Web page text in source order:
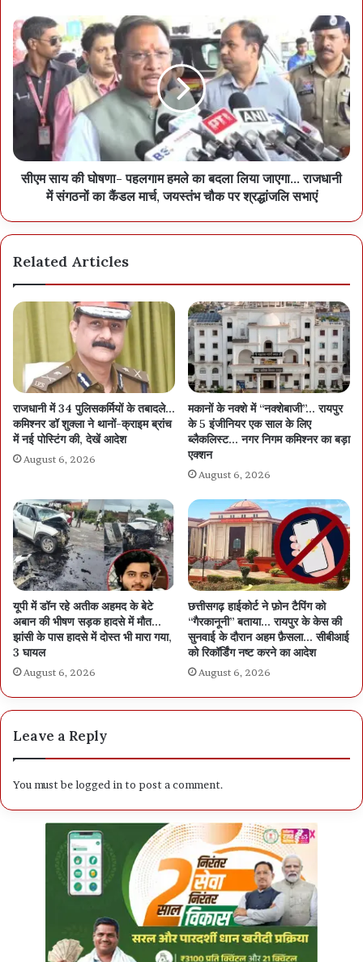
सीएम साय की घोषणा- पहलगाम हमले का बदला लिया जाएगा... राजधानी
में संगठनों का कैंडल मार्च, जयस्तंभ चौक पर श्रद्धांजलि सभाएं
Related Articles
राजधानी में 34 पुलिसकर्मियों के तबादले…
कमिश्नर डॉ शुक्ला ने थानों-क्राइम ब्रांच
में नई पोस्टिंग की, देखें आदेश
August 6, 2026
मकानों के नक्शे में “नक्शेबाजी”… रायपुर
के 5 इंजीनियर एक साल के लिए
ब्लैकलिस्ट… नगर निगम कमिश्नर का बड़ा
एक्शन
August 6, 2026
यूपी में डॉन रहे अतीक अहमद के बेटे
अबान की भीषण सड़क हादसे में मौत…
झांसी के पास हादसे में दोस्त भी मारा गया,
3 घायल
August 6, 2026
छत्तीसगढ़ हाईकोर्ट ने फ़ोन टैपिंग को
“गैरकानूनी” बताया… रायपुर के केस की
सुनवाई के दौरान अहम फ़ैसला… सीबीआई
को रिकॉर्डिंग नष्ट करने का आदेश
August 6, 2026
Leave a Reply
You must belogged in to post a comment.